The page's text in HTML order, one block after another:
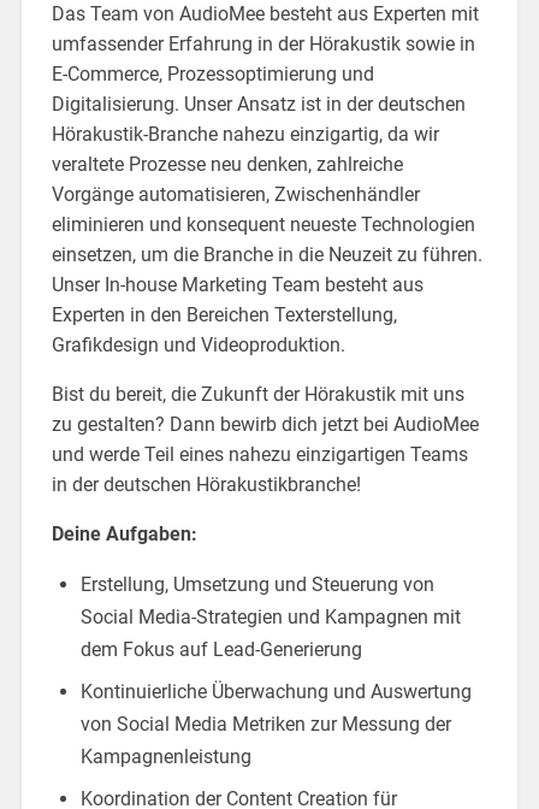
Das Team von AudioMee besteht aus Experten mit
umfassender Erfahrung in der Hörakustik sowie in
E-Commerce, Prozessoptimierung und
Digitalisierung. Unser Ansatz ist in der deutschen
Hörakustik-Branche nahezu einzigartig, da wir
veraltete Prozesse neu denken, zahlreiche
Vorgänge automatisieren, Zwischenhändler
eliminieren und konsequent neueste Technologien
einsetzen, um die Branche in die Neuzeit zu führen.
Unser In-house Marketing Team besteht aus
Experten in den Bereichen Texterstellung,
Grafikdesign und Videoproduktion.
Bist du bereit, die Zukunft der Hörakustik mit uns
zu gestalten? Dann bewirb dich jetzt bei AudioMee
und werde Teil eines nahezu einzigartigen Teams
in der deutschen Hörakustikbranche!
Deine Aufgaben:
Erstellung, Umsetzung und Steuerung von
Social Media-Strategien und Kampagnen mit
dem Fokus auf Lead-Generierung
Kontinuierliche Überwachung und Auswertung
von Social Media Metriken zur Messung der
Kampagnenleistung
Koordination der Content Creation für